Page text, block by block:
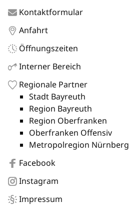
Kontaktformular
Anfahrt
Öffnungszeiten
Interner Bereich
Regionale Partner
Stadt Bayreuth
Region Bayreuth
Region Oberfranken
Oberfranken Offensiv
Metropolregion Nürnberg
Facebook
Instagram
Impressum